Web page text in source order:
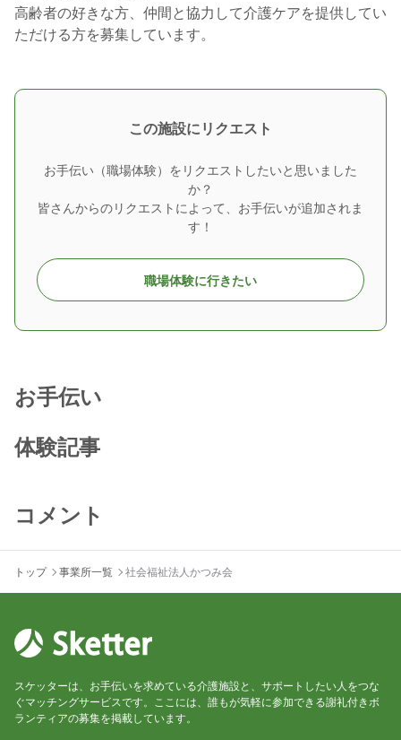
高齢者の好きな方、仲間と協力して介護ケアを提供してい
ただける方を募集しています。
この施設にリクエスト
お手伝い（職場体験）をリクエストしたいと思いました
か？
皆さんからのリクエストによって、お手伝いが追加されま
す！
職場体験に行きたい
お手伝い
体験記事
コメント
トップ 事業所一覧 社会福祉法人かつみ会
スケッターは、お手伝いを求めている介護施設と、サポートしたい人をつな
ぐマッチングサービスです。ここには、誰もが気軽に参加できる謝礼付きボ
ランティアの募集を掲載しています。